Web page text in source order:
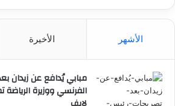
الأشهر الأخيرة
مبابي يُدافع عن زيدان
الفرنسي ووزيرة الرياضة